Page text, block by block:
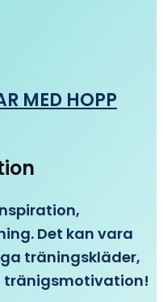
MED HOPP
Det kan vara
träningskläder,
tränigsmotivation!